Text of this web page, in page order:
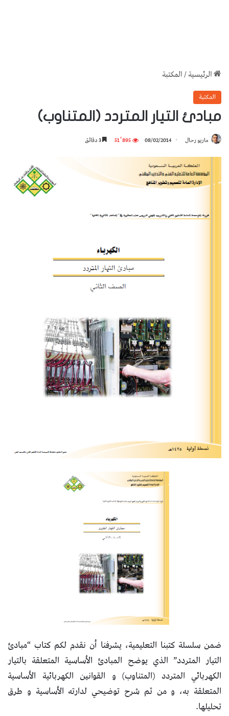
الرئيسية/المكتبة
المكتبة
مبادئ التيار المتردد (المتناوب)
ماريو رحال 08/02/2014 51٬895
ضمن سلسلة كتبنا التعليمية، يشرفنا أن نقدم لكم كتاب “مبادئ
التيار المتردد” الذي يوضح المبادئ الأساسية المتعلقة بالتيار
الكهربائي المتردد (المتناوب) و القوانين الكهربائية الأساسية
المتعلقة به، و من ثم شرح توضيحي لدارته الأساسية و طرق
تحليلها.